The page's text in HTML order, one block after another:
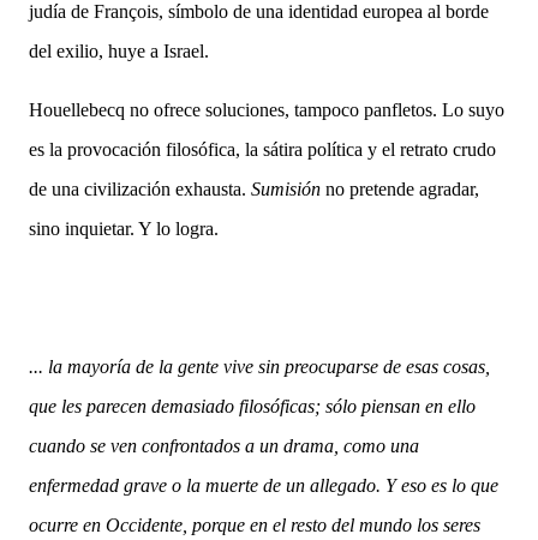
judía de François, símbolo de una identidad europea al borde
del exilio, huye a Israel.
Houellebecq no ofrece soluciones, tampoco panfletos. Lo suyo
es la provocación filosófica, la sátira política y el retrato crudo
de una civilización exhausta. Sumisión no pretende agradar,
sino inquietar. Y lo logra.
... la mayoría de la gente vive sin preocuparse de esas cosas,
que les parecen demasiado filosóficas; sólo piensan en ello
cuando se ven confrontados a un drama, como una
enfermedad grave o la muerte de un allegado. Y eso es lo que
ocurre en Occidente, porque en el resto del mundo los seres